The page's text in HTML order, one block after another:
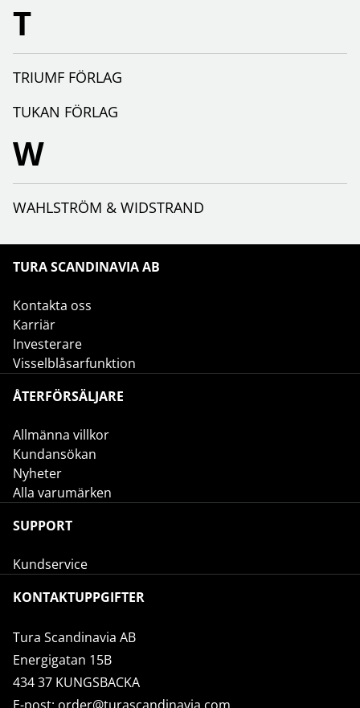
T
TRIUMF FÖRLAG
TUKAN FÖRLAG
W
WAHLSTRÖM & WIDSTRAND
TURA SCANDINAVIA AB
Kontakta oss
Karriär
Investerare
Visselblåsarfunktion
ÅTERFÖRSÄLJARE
Allmänna villkor
Kundansökan
Nyheter
Alla varumärken
SUPPORT
Kundservice
KONTAKTUPPGIFTER
Tura Scandinavia AB
Energigatan 15B
434 37 KUNGSBACKA